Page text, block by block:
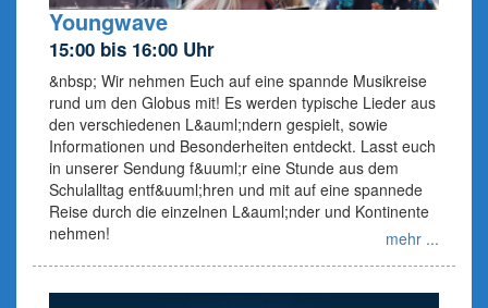
Youngwave
15:00 bis 16:00 Uhr
&nbsp; Wir nehmen Euch auf eine spannde Musikreise
rund um den Globus mit! Es werden typische Lieder aus
den verschiedenen L&auml;ndern gespielt, sowie
Informationen und Besonderheiten entdeckt. Lasst euch
in unserer Sendung f&uuml;r eine Stunde aus dem
Schulalltag entf&uuml;hren und mit auf eine spannede
Reise durch die einzelnen L&auml;nder und Kontinente
nehmen!
mehr ...